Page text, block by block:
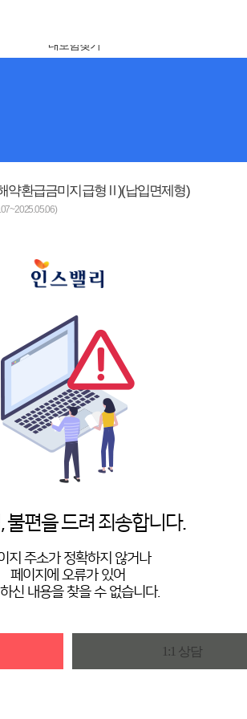
약환급금미지급형Ⅱ)(납입면제형)
불편을 드려 죄송합니다.
지 주소가 정확하지 않거나
페이지에 오류가 있어
신 내용을 찾을 수 없습니다.
1:1 상담